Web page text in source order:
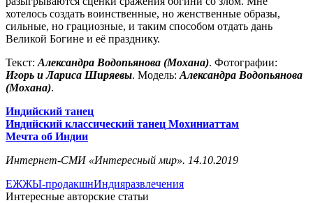
хотелось создать воинственные, но женственные образы,
сильные, но грациозные, и таким способом отдать дань
Великой Богине и её празднику.
Текст: Александра Водопьянова (Мохана). Фотографии:
Игорь и Лариса Ширяевы. Модель: Александра Водопьянова
(Мохана).
Индийский танец
Индийский классический танец Мохиниаттам
Мечта об Индии
Интернет-СМИ «Интересный мир». 14.10.2019
ЕЖЖЫ-продакшнИндияразвлечения
Интересные авторские статьи